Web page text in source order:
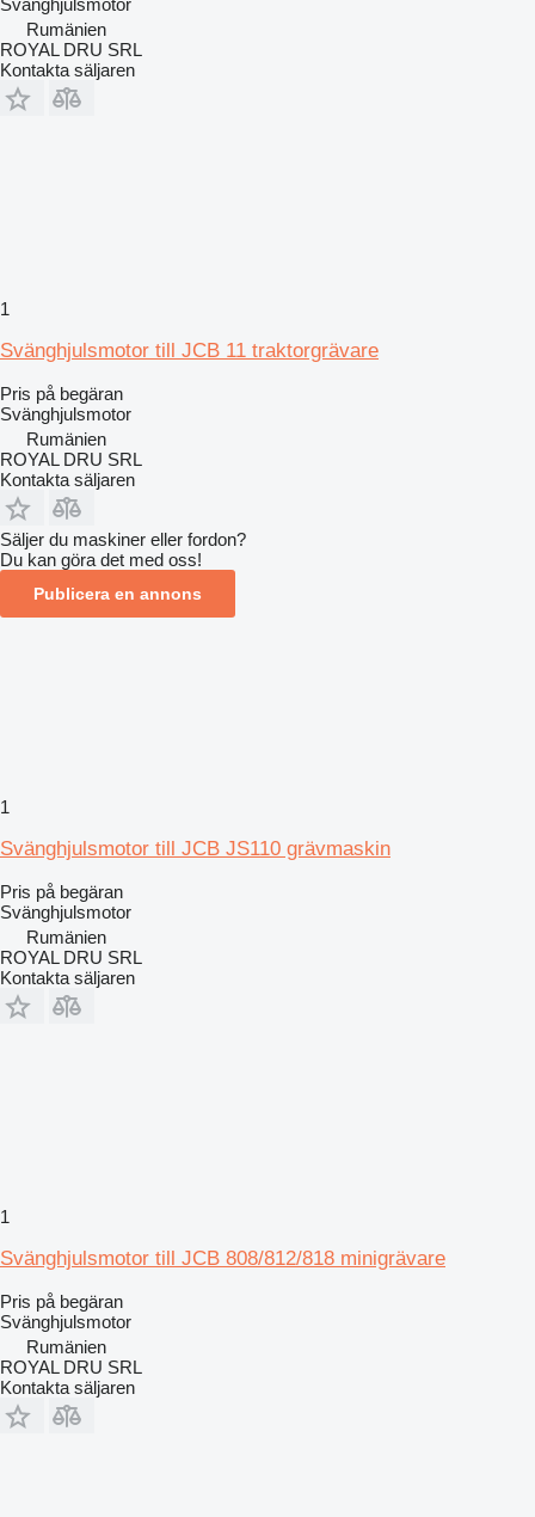
Svänghjulsmotor
Rumänien
ROYAL DRU SRL
Kontakta säljaren
1
Svänghjulsmotor till JCB 11 traktorgrävare
Pris på begäran
Svänghjulsmotor
Rumänien
ROYAL DRU SRL
Kontakta säljaren
Säljer du maskiner eller fordon?
Du kan göra det med oss!
Publicera en annons
1
Svänghjulsmotor till JCB JS110 grävmaskin
Pris på begäran
Svänghjulsmotor
Rumänien
ROYAL DRU SRL
Kontakta säljaren
1
Svänghjulsmotor till JCB 808/812/818 minigrävare
Pris på begäran
Svänghjulsmotor
Rumänien
ROYAL DRU SRL
Kontakta säljaren